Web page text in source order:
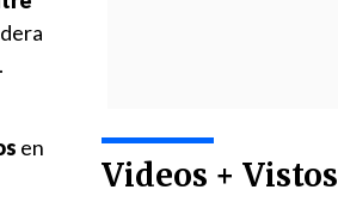
Videos + Vistos
en